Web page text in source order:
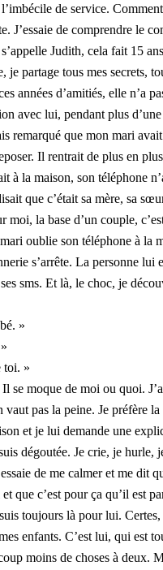
de service.
J’essaie de comprendre le
Judith, cela fait 15
partage tous mes secrets,
années d’amitiés, elle n’a
avec lui, pendant plus
remarqué que mon mari
Il rentrait de plus en
à la maison, son téléphone
que c’était sa mère, sa
moi, la base d’un couple,
oublie son téléphone à la
s’arrête. La personne lui
sms. Et là, le choc, je
»
toi. »
Il se moque de moi ou quoi.
vaut pas la peine. Je préfère
et je lui demande une
dégoutée. Je crie, je hurle,
essaie de me calmer et me dit
que c’est pour ça qu’il est
toujours là pour lui.
enfants. C’est lui, qui est
moins de choses à deux.